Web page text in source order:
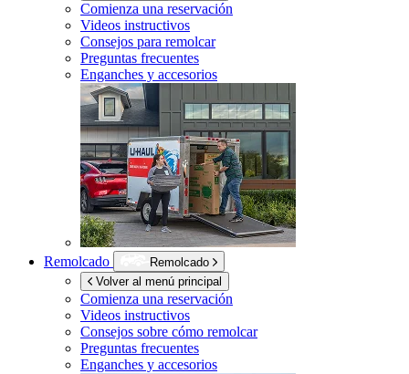
Comienza una reservación
Videos instructivos
Consejos para remolcar
Preguntas frecuentes
Enganches y accesorios
Remolcado
Remolcado
Volver al menú principal
Comienza una reservación
Videos instructivos
Consejos sobre cómo remolcar
Preguntas frecuentes
Enganches y accesorios